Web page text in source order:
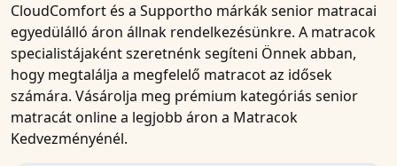
CloudComfortés a Supportho márkáksenior matracai
egyedülálló áron állnak rendelkezésünkre. A matracok
specialistájaként szeretnénk segíteni Önnek abban,
hogy megtalálja a megfelelő matracotaz idősek
számára. Vásárolja meg prémium kategóriás senior
matracátonlinea legjobb áron a Matracok
Kedvezményénél.